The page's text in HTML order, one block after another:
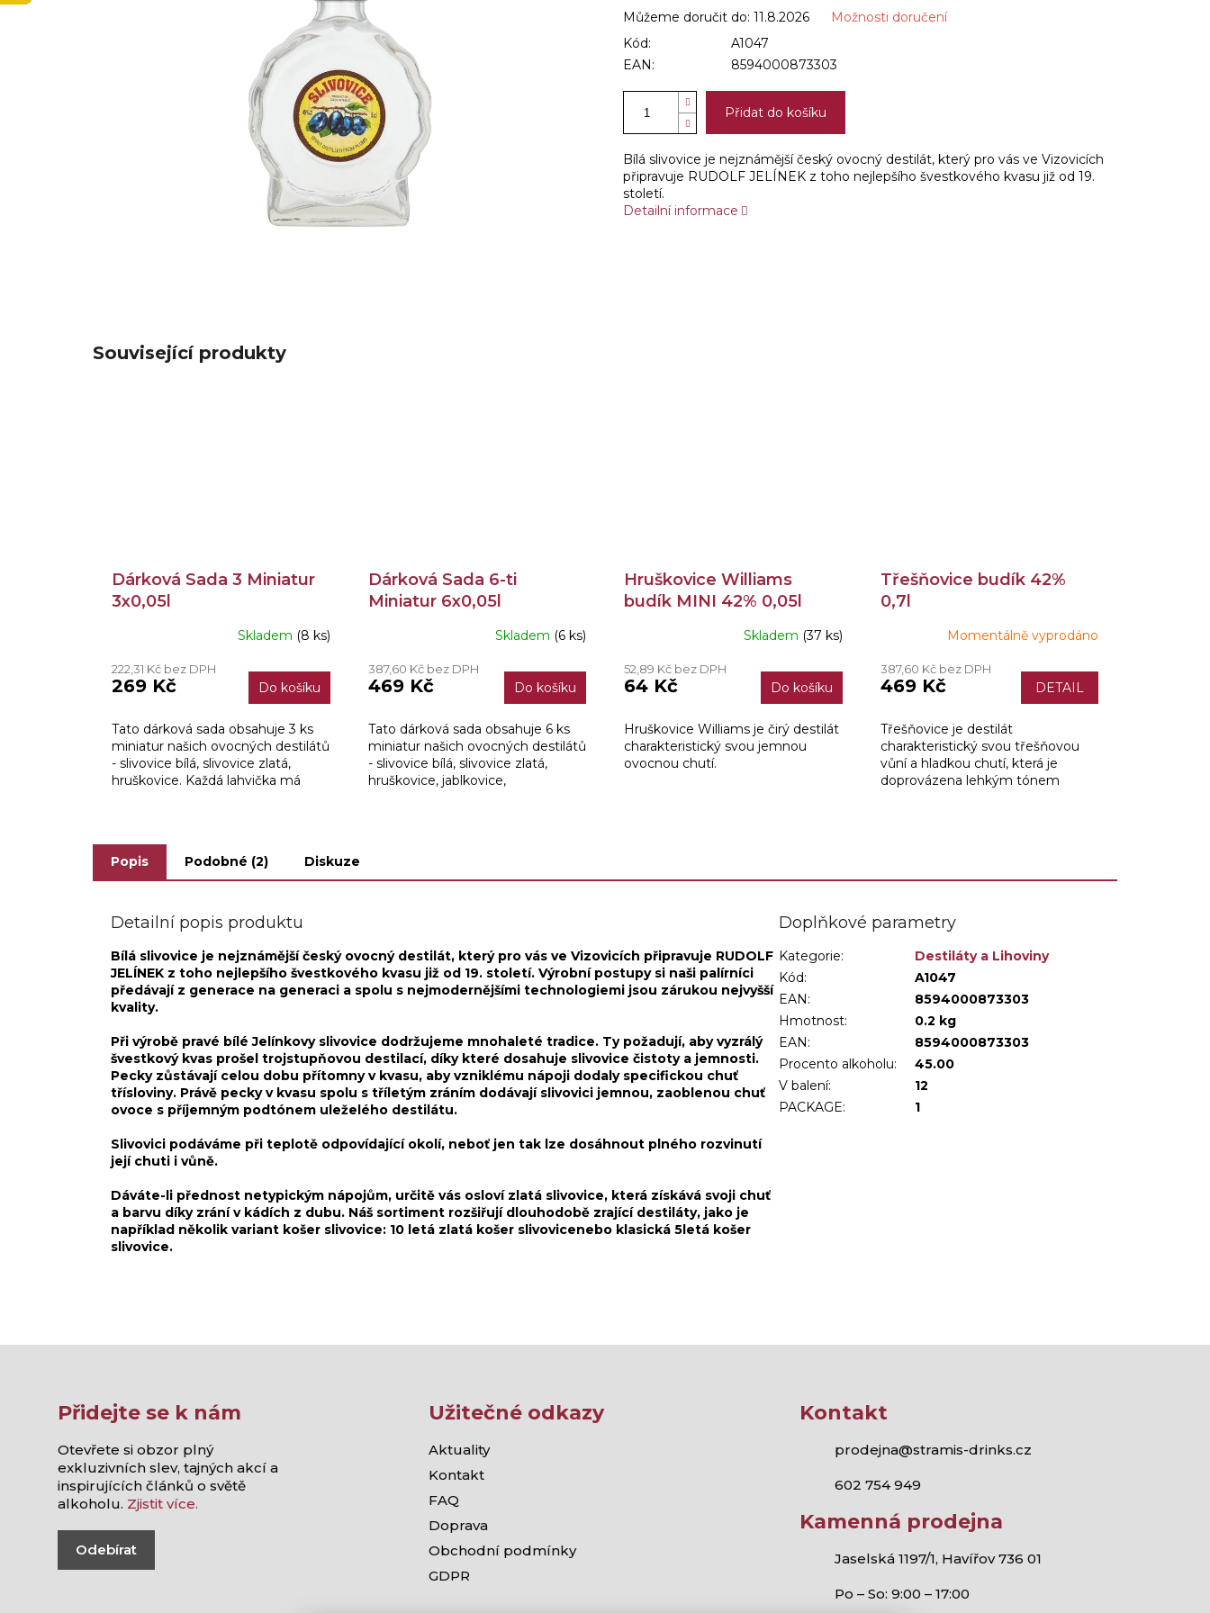
Můžeme doručit do: 11.8.2026
Možnosti doručení
Kód:
A1047
EAN:
8594000873303
Přidat do košíku
Bílá slivovice je nejznámější český ovocný destilát, který pro vás ve Vizovicích
připravuje RUDOLF JELÍNEK z toho nejlepšího švestkového kvasu již od 19.
století.
Detailní informace
Související produkty
Dárková Sada 3 Miniatur
3x0,05l
Skladem (8 ks)
222,31 Kč bez DPH
269 Kč Do košíku
Tato dárková sada obsahuje 3 ks
miniatur našich ovocných destilátů
- slivovice bílá, slivovice zlatá,
hruškovice. Každá lahvička má
Dárková Sada 6-ti
Miniatur 6x0,05l
produktu
je
z
5
hvězdiček.
Skladem (6 ks)
387,60 Kč bez DPH
469 Kč Do košíku
Tato dárková sada obsahuje 6 ks
miniatur našich ovocných destilátů
- slivovice bílá, slivovice zlatá,
hruškovice, jablkovice,
Hruškovice Williams
budík MINI 42% 0,05l
Skladem (37 ks)
52,89 Kč bez DPH
64 Kč Do košíku
Hruškovice Williams je čirý destilát
charakteristický svou jemnou
ovocnou chutí.
Třešňovice budík 42%
0,7l
Momentálně vyprodáno
387,60 Kč bez DPH
469 Kč DETAIL
Třešňovice je destilát
charakteristický svou třešňovou
vůní a hladkou chutí, která je
doprovázena lehkým tónem
Popis Podobné (2) Diskuze
Detailní popis produktu
Bílá slivovice je nejznámější český ovocný destilát, který pro vás ve Vizovicích připravuje RUDOLF
JELÍNEK z toho nejlepšího švestkového kvasu již od 19. století. Výrobní postupy si naši palírníci
předávají z generace na generaci a spolu s nejmodernějšími technologiemi jsou zárukou nejvyšší
kvality.
Při výrobě pravé bílé Jelínkovy slivovice dodržujeme mnohaleté tradice. Ty požadují, aby vyzrálý
švestkový kvas prošel trojstupňovou destilací, díky které dosahuje slivovice čistoty a jemnosti.
Pecky zůstávají celou dobu přítomny v kvasu, aby vzniklému nápoji dodaly specifickou chuť
třísloviny. Právě pecky v kvasu spolu s tříletým zráním dodávají slivovici jemnou, zaoblenou chuť
ovoce s příjemným podtónem uleželého destilátu.
Slivovici podáváme při teplotě odpovídající okolí, neboť jen tak lze dosáhnout plného rozvinutí
její chuti i vůně.
Dáváte-li přednost netypickým nápojům, určitě vás osloví zlatá slivovice, která získává svoji chuť
a barvu díky zrání v kádích z dubu. Náš sortiment rozšiřují dlouhodobě zrající destiláty, jako je
například několik variant košer slivovice: 10 letá zlatá košer slivovicenebo klasická 5letá košer
slivovice.
Doplňkové parametry
Kategorie:
Destiláty a Lihoviny
Kód:
A1047
EAN:
8594000873303
Hmotnost:
0.2 kg
EAN :
8594000873303
Procento alkoholu:
45.00
V balení:
12
PACKAGE: 1
Přidejte se k nám
Otevřete si obzor plný
exkluzivních slev, tajných akcí a
inspirujících článků o světě
alkoholu. Zjistit více.
Odebírat
Užitečné odkazy
Aktuality
Kontakt
FAQ
Doprava
Obchodní podmínky
GDPR
Kontakt
prodejna@stramis-drinks.cz
602 754 949
Kamenná prodejna
Jaselská 1197/1, Havířov 736 01
Po – So: 9:00 – 17:00